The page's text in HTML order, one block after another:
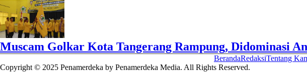
Muscam Golkar Kota Tangerang Rampung, Didominasi
BerandaRedaksiTentang
Copyright © 2025 Penamerdeka by Penamerdeka Media. All Rights Reserved.